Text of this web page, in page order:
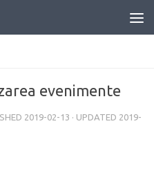
evenimente
2019-02-13 · UPDATED 2019-